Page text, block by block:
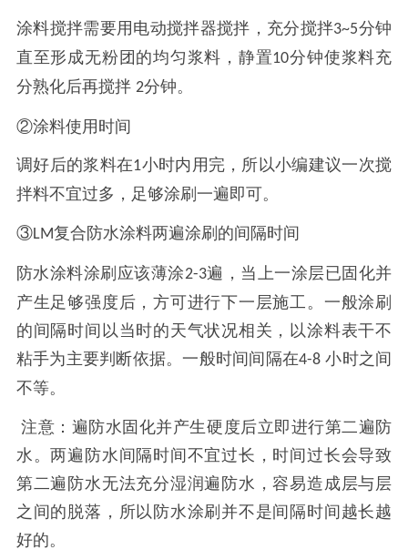
涂料搅拌需要用电动搅拌器搅拌，充分搅拌3~5分钟
直至形成无粉团的均匀浆料，静置10分钟使浆料充
分熟化后再搅拌 2分钟。
②涂料使用时间
调好后的浆料在1小时内用完，所以小编建议一次搅
拌料不宜过多，足够涂刷一遍即可。
③LM复合防水涂料两遍涂刷的间隔时间
防水涂料涂刷应该薄涂2-3遍，当上一涂层已固化并
产生足够强度后，方可进行下一层施工。一般涂刷
的间隔时间以当时的天气状况相关，以涂料表干不
粘手为主要判断依据。一般时间间隔在4-8 小时之间
不等。
注意：遍防水固化并产生硬度后立即进行第二遍防
水。两遍防水间隔时间不宜过长，时间过长会导致
第二遍防水无法充分湿润遍防水，容易造成层与层
之间的脱落，所以防水涂刷并不是间隔时间越长越
好的。